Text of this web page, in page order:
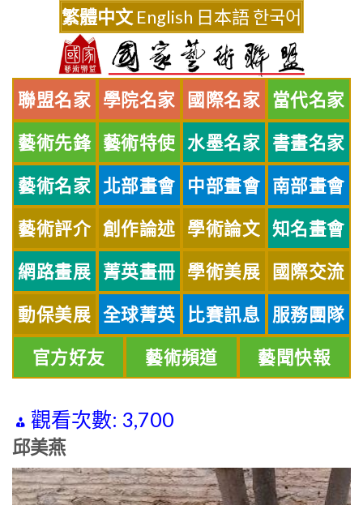
繁體中文 English 日本語한국어
聯盟名家 學院名家 國際名家 當代名家
藝術先鋒 藝術特使 水墨名家 書畫名家
藝術名家 北部畫會 中部畫會 南部畫會
藝術評介 創作論述 學術論文 知名畫會
網路畫展 菁英畫冊 學術美展 國際交流
動保美展 全球菁英 比賽訊息 服務團隊
官方好友 藝術頻道 藝聞快報
觀看次數: 3,700
邱美燕